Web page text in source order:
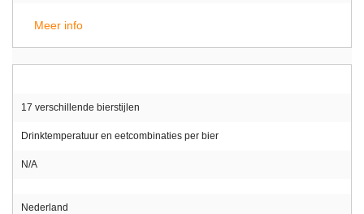
Meer info
17 verschillende bierstijlen
Drinktemperatuur en eetcombinaties per bier
N/A
Nederland